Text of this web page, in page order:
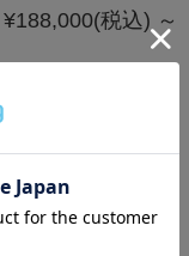
¥188,000(税込) ～